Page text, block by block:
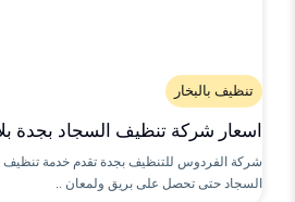
تنظيف بالبخار
اسعار شركة تنظيف السجاد بجدة
شركة الفردوس للتنظيف بجدة تقدم خدمة تنظيف
السجاد حتى تحصل على بريق ولمعان ..